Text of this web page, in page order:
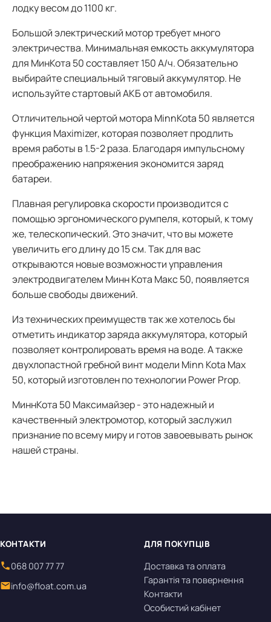
лодку весом до 1100 кг.
Большой электрический мотор требует много
электричества. Минимальная емкость аккумулятора
для МинКота 50 составляет 150 А/ч. Обязательно
выбирайте специальный тяговый аккумулятор. Не
используйте стартовый АКБ от автомобиля.
Отличительной чертой мотора MinnKota 50 является
функция Maximizer, которая позволяет продлить
время работы в 1.5-2 раза. Благодаря импульсному
преображению напряжения экономится заряд
батареи.
Плавная регулировка скорости производится с
помощью эргономического румпеля, который, к тому
же, телескопический. Это значит, что вы можете
увеличить его длину до 15 см. Так для вас
открываются новые возможности управления
электродвигателем Минн Кота Макс 50, появляется
больше свободы движений.
Из технических преимуществ так же хотелось бы
отметить индикатор заряда аккумулятора, который
позволяет контролировать время на воде. А также
двухлопастной гребной винт модели Minn Kota Max
50, который изготовлен по технологии Power Prop.
МиннКота 50 Максимайзер - это надежный и
качественный электромотор, который заслужил
признание по всему миру и готов завоевывать рынок
нашей страны.
КОНТАКТИ
068 007 77 77
info@float.com.ua
ДЛЯ ПОКУПЦІВ
Доставка та оплата
Гарантія та повернення
Контакти
Особистий кабінет